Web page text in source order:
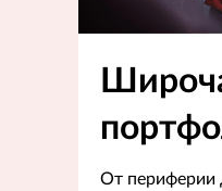
От периферии